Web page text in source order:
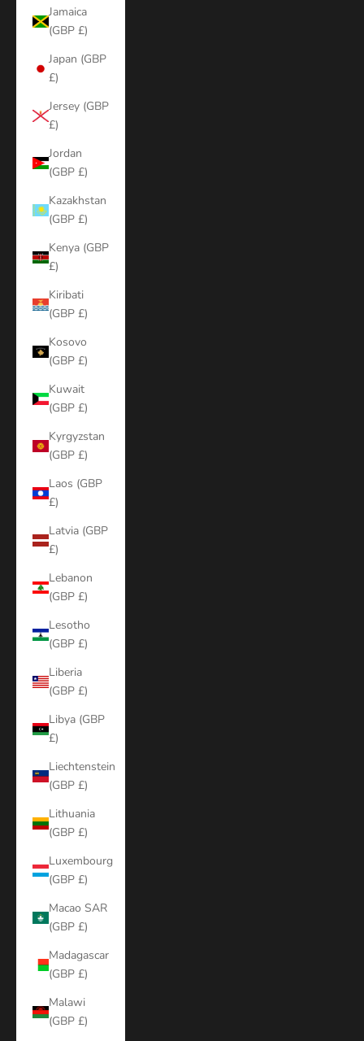
Jamaica
(GBP £)
Japan (GBP
£)
Jersey (GBP
£)
Jordan
(GBP £)
Kazakhstan
(GBP £)
Kenya (GBP
£)
Kiribati
(GBP £)
Kosovo
(GBP £)
Kuwait
(GBP £)
Kyrgyzstan
(GBP £)
Laos (GBP
£)
Latvia (GBP
£)
Lebanon
(GBP £)
Lesotho
(GBP £)
Liberia
(GBP £)
Libya (GBP
£)
Liechtenstein
(GBP £)
Lithuania
(GBP £)
Luxembourg
(GBP £)
Macao SAR
(GBP £)
Madagascar
(GBP £)
Malawi
(GBP £)